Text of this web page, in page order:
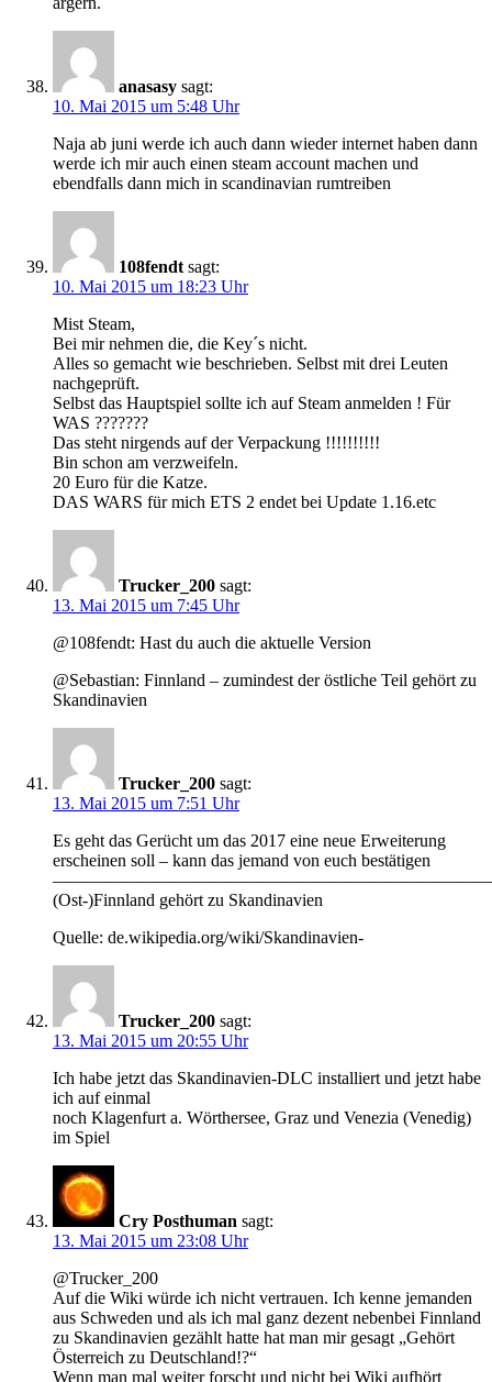
anasasy sagt:
10. Mai 2015 um 5:48 Uhr
Naja ab juni werde ich auch dann wieder internet haben dann
werde ich mir auch einen steam account machen und
ebendfalls dann mich in scandinavian rumtreiben
108fendt sagt:
10. Mai 2015 um 18:23 Uhr
Mist Steam,
Bei mir nehmen die, die Key´s nicht.
Alles so gemacht wie beschrieben. Selbst mit drei Leuten
nachgeprüft.
Selbst das Hauptspiel sollte ich auf Steam anmelden ! Für
WAS ???????
Das steht nirgends auf der Verpackung !!!!!!!!!!
Bin schon am verzweifeln.
20 Euro für die Katze.
DAS WARS für mich ETS 2 endet bei Update 1.16.etc
Trucker_200 sagt:
13. Mai 2015 um 7:45 Uhr
@108fendt: Hast du auch die aktuelle Version
@Sebastian: Finnland – zumindest der östliche Teil gehört zu
Skandinavien
Trucker_200 sagt:
13. Mai 2015 um 7:51 Uhr
Es geht das Gerücht um das 2017 eine neue Erweiterung
erscheinen soll – kann das jemand von euch bestätigen
(Ost-)Finnland gehört zu Skandinavien
Quelle: de.wikipedia.org/wiki/Skandinavien-
Trucker_200 sagt:
13. Mai 2015 um 20:55 Uhr
Ich habe jetzt das Skandinavien-DLC installiert und jetzt habe
ich auf einmal
noch Klagenfurt a. Wörthersee, Graz und Venezia (Venedig)
im Spiel
Cry Posthuman sagt:
13. Mai 2015 um 23:08 Uhr
@Trucker_200
Auf die Wiki würde ich nicht vertrauen. Ich kenne jemanden
aus Schweden und als ich mal ganz dezent nebenbei Finnland
zu Skandinavien gezählt hatte hat man mir gesagt „Gehört
Österreich zu Deutschland!?“
Wenn man mal weiter forscht und nicht bei Wiki aufhört